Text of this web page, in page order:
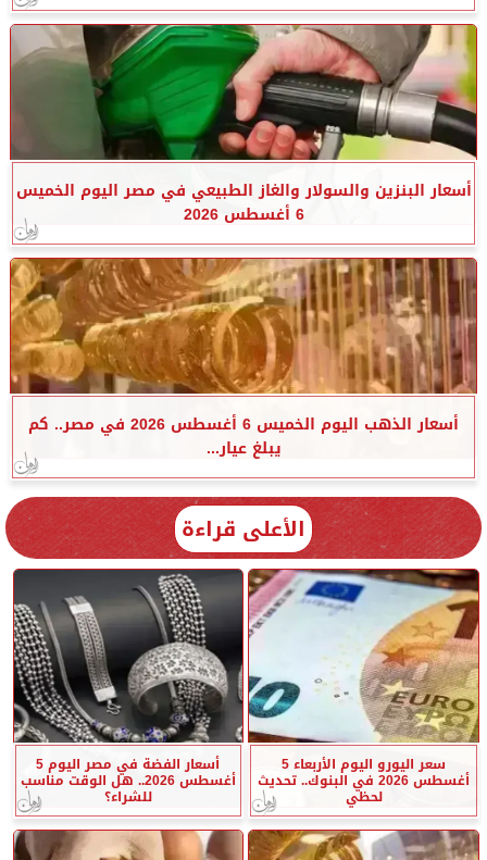
أسعار البنزين والسولار والغاز الطبيعي في مصر اليوم الخميس
6 أغسطس 2026
أسعار الذهب اليوم الخميس 6 أغسطس 2026 في مصر.. كم
يبلغ عيار...
الأعلى قراءة
سعر اليورو اليوم الأربعاء 5
أغسطس 2026 في البنوك.. تحديث
لحظي
أسعار الفضة في مصر اليوم 5
أغسطس 2026.. هل الوقت مناسب
للشراء؟